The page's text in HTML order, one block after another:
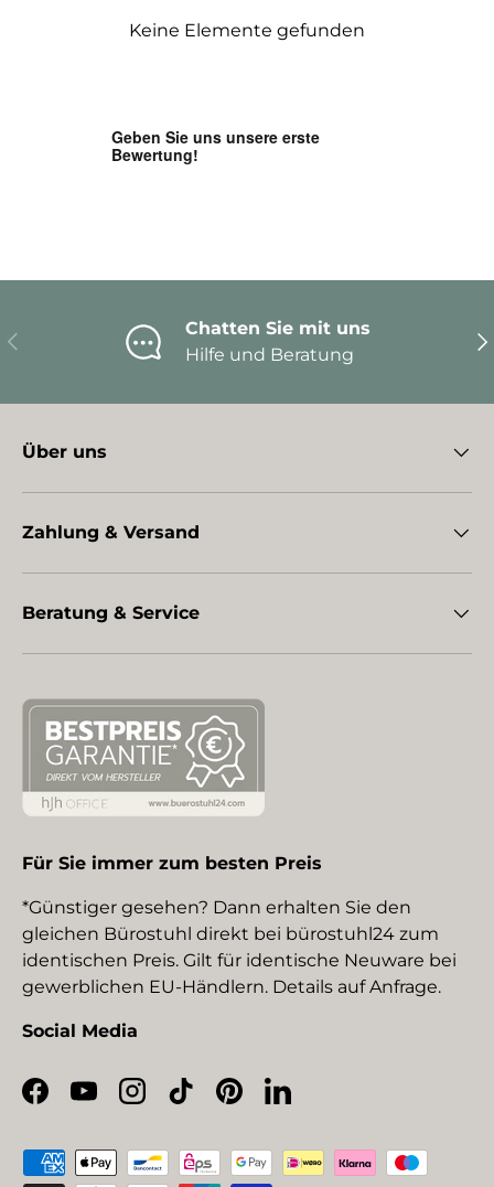
Keine Elemente gefunden
Vorherige
Chatten Sie mit uns
Hilfe und Beratung
Über uns
Zahlung & Versand
Beratung & Service
Für Sie immer zum besten Preis
*Günstiger gesehen? Dann erhalten Sie den
gleichen Bürostuhl direkt bei bürostuhl24 zum
identischen Preis. Gilt für identische Neuware bei
gewerblichen EU-Händlern. Details auf Anfrage.
Social Media
Facebook
YouTubeInstagram
TikTokPinterestLinkedIn
Zahlungsmethoden